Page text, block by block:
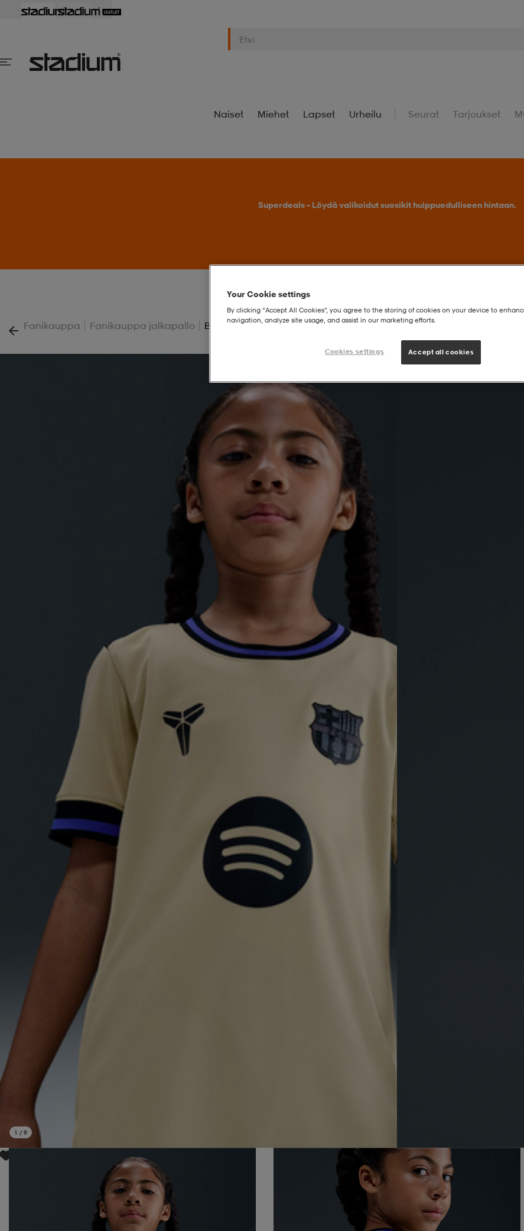
Naiset Miehet Lapset Urheilu Seurat Tarjoukset
Superdeals – Löydä valikoidut suosikit huippuedulliseen hintaan.
Fanikauppa | Fanikauppa jalkapallo | Big Kids' Kobe Dri-Fit Soccer Replica Jersey Fc Barcelona 2025/26
1 / 9
Your Cookie settings
By clicking “Accept All Cookies”, you agree to the storing of cookies on your device to
navigation, analyze site usage, and assist in our marketing efforts.
Cookies settings Accept all cookies